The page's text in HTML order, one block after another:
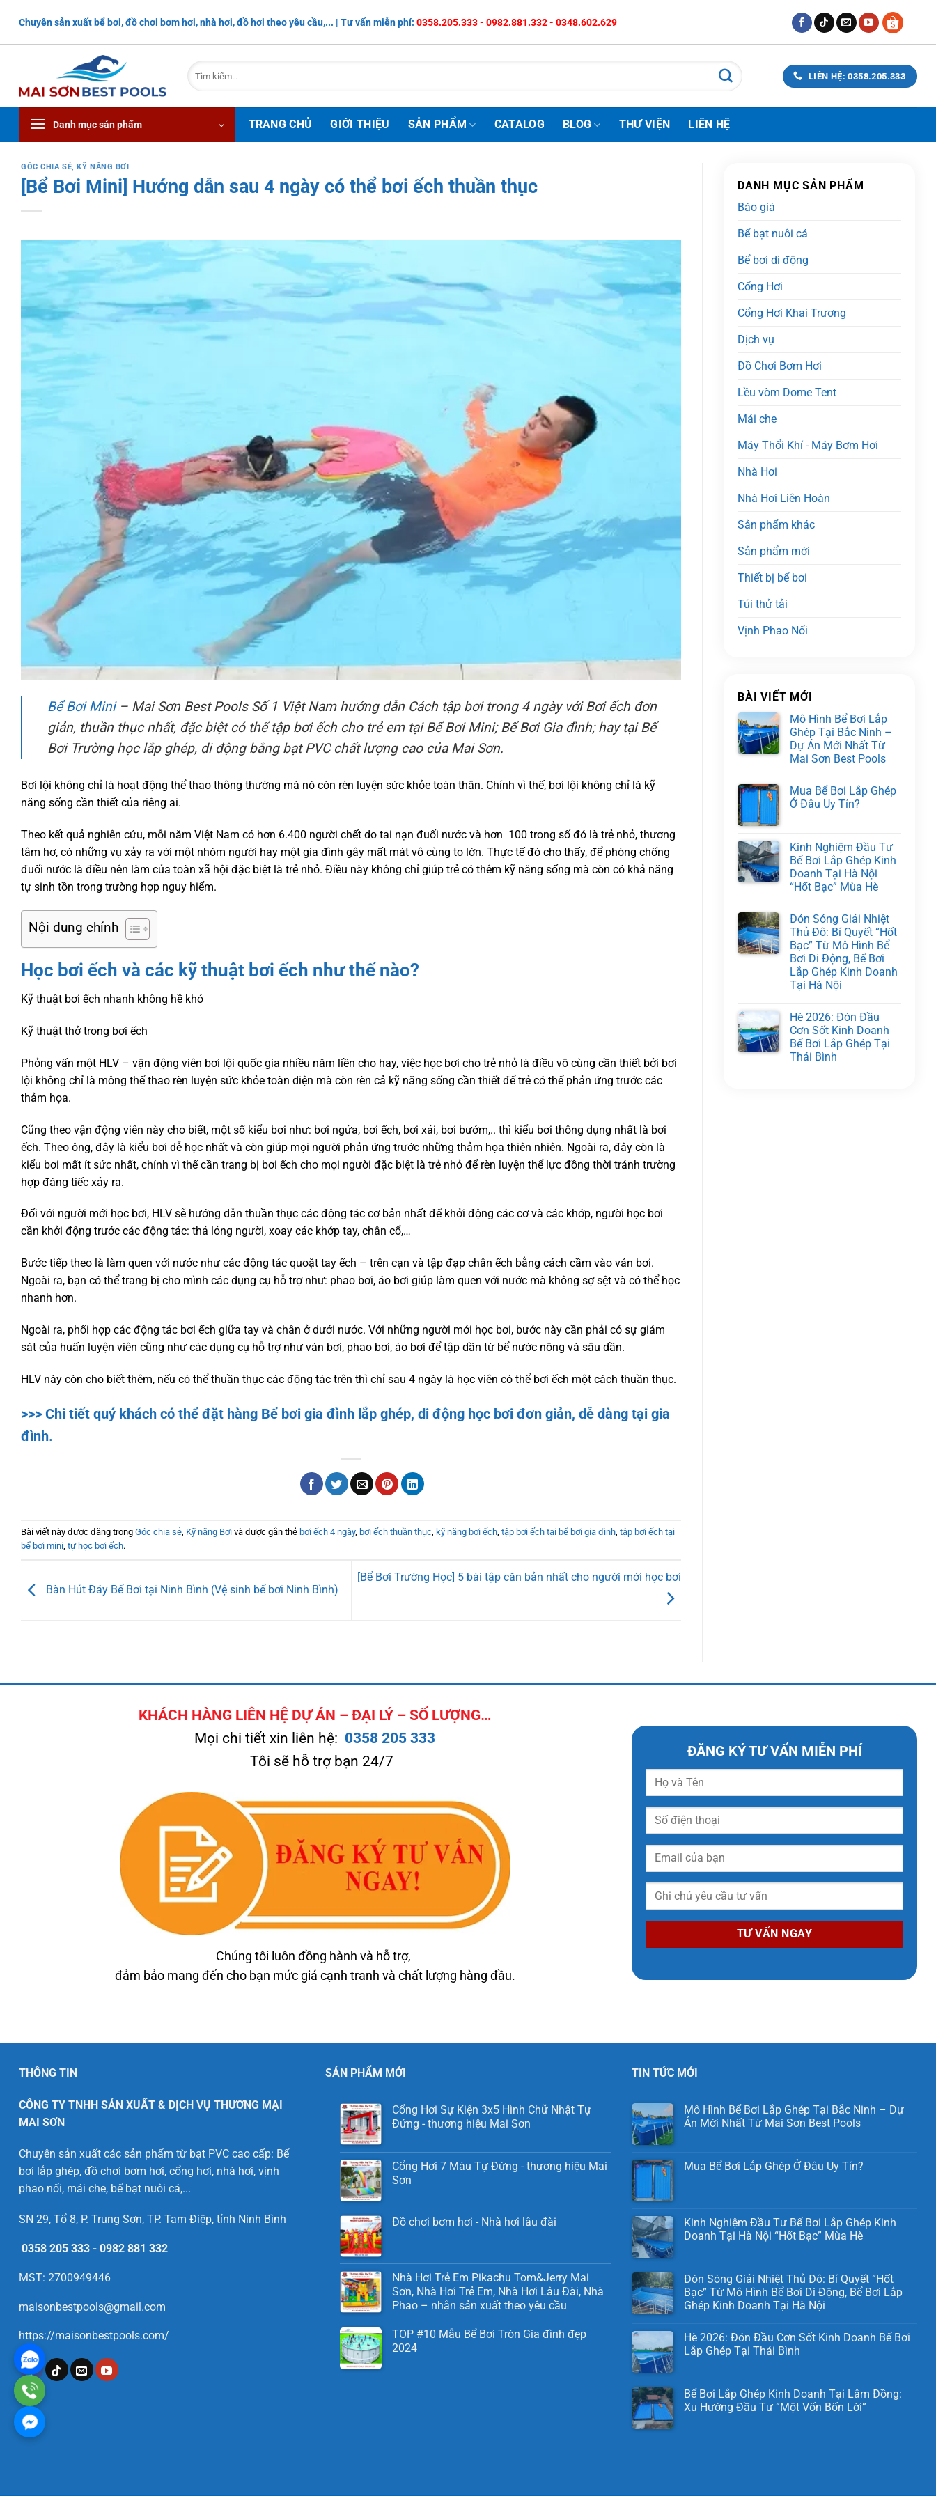
nội
Chuyên sản xuất bể bơi, đồ chơi bơm hơi, nhà hơi, đồ hơi theo yêu cầu,... | Tư vấn miễn phí: 0358.205.333 - 0982.881.332 - 0348.602.629
Tìm
kiếm:
LIÊN HỆ: 0358.205.333
Danh mục sản phẩm TRANG CHỦ GIỚI THIỆU SẢN PHẨM CATALOG BLOG THƯ VIỆN LIÊN HỆ
GÓC CHIA SẺ,KỸ NĂNG BƠI
[Bể Bơi Mini] Hướng dẫn sau 4 ngày có thể bơi ếch thuần thục
Bể Bơi Mini– Mai Sơn Best Pools Số 1 Việt Nam hướng dẫn Cách tập bơi trong 4 ngày với Bơi ếch đơn
giản, thuần thục nhất, đặc biệt có thể tập bơi ếch cho trẻ em tại Bể Bơi Mini; Bể Bơi Gia đình; hay tại Bể
Bơi Trường học lắp ghép, di động bằng bạt PVC chất lượng cao của Mai Sơn.
Bơi lội không chỉ là hoạt động thể thao thông thường mà nó còn rèn luyện sức khỏe toàn thân. Chính vì thế, bơi lội không chỉ là kỹ
năng sống cần thiết của riêng ai.
Theo kết quả nghiên cứu, mỗi năm Việt Nam có hơn 6.400 người chết do tai nạn đuối nước và hơn 100 trong số đó là trẻ nhỏ, thương
tâm hơ, có những vụ xảy ra với một nhóm người hay một gia đình gây mất mát vô cùng to lớn. Thực tế đó cho thấy, để phòng chống
đuối nước là điều nên làm của toàn xã hội đặc biệt là trẻ nhỏ. Điều này không chỉ giúp trẻ có thêm kỹ năng sống mà còn có khả năng
tự sinh tồn trong trường hợp nguy hiểm.
Nội dung chính
Học bơi ếch và các kỹ thuật bơi ếch như thế nào?
Kỹ thuật bơi ếch nhanh không hề khó
Kỹ thuật thở trong bơi ếch
Phỏng vấn một HLV – vận động viên bơi lội quốc gia nhiều năm liền cho hay, việc học bơi cho trẻ nhỏ là điều vô cùng cần thiết bởi bơi
lội không chỉ là mông thể thao rèn luyện sức khỏe toàn diện mà còn rèn cả kỹ năng sống cần thiết để trẻ có thể phản ứng trước các
thảm họa.
Cũng theo vận động viên này cho biết, một số kiểu bơi như: bơi ngửa, bơi ếch, bơi xải, bơi bướm,.. thì kiểu bơi thông dụng nhất là bơi
ếch. Theo ông, đây là kiểu bơi dễ học nhất và còn giúp mọi người phản ứng trước những thảm họa thiên nhiên. Ngoài ra, đây còn là
kiểu bơi mất ít sức nhất, chính vì thế cần trang bị bơi ếch cho mọi người đặc biệt là trẻ nhỏ để rèn luyện thể lực đồng thời tránh trường
hợp đáng tiếc xảy ra.
Đối với người mới học bơi, HLV sẽ hướng dẫn thuần thục các động tác cơ bản nhất để khởi động các cơ và các khớp, người học bơi
cần khởi động trước các động tác: thả lỏng người, xoay các khớp tay, chân cổ,…
Bước tiếp theo là làm quen với nước như các động tác quoặt tay ếch – trên cạn và tập đạp chân ếch bằng cách cầm vào ván bơi.
Ngoài ra, bạn có thể trang bị cho mình các dụng cụ hỗ trợ như: phao bơi, áo bơi giúp làm quen với nước mà không sợ sệt và có thể học
nhanh hơn.
Ngoài ra, phối hợp các động tác bơi ếch giữa tay và chân ở dưới nước. Với những người mới học bơi, bước này cần phải có sự giám
sát của huấn luyện viên cũng như các dụng cụ hỗ trợ như ván bơi, phao bơi, áo bơi để tập dần từ bể nước nông và sâu dần.
HLV này còn cho biết thêm, nếu có thể thuần thục các động tác trên thì chỉ sau 4 ngày là học viên có thể bơi ếch một cách thuần thục.
>>> Chi tiết quý khách có thể đặt hàng Bể bơi gia đình lắp ghép, di động học bơi đơn giản, dễ dàng tại gia
đình.
Bài viết này được đăng trong Góc chia sẻ, Kỹ năng Bơi và được gắn thẻ bơi ếch 4 ngày, bơi ếch thuần thục, kỹ năng bơi ếch, tập bơi ếch tại bể bơi gia đình, tập bơi ếch tại
bể bơi mini, tự học bơi ếch.
Bàn Hút Đáy Bể Bơi tại Ninh Bình (Vệ sinh bể bơi Ninh Bình)
[Bể Bơi Trường Học] 5 bài tập căn bản nhất cho người mới học bơi
DANH MỤC SẢN PHẨM
Báo giá
Bể bạt nuôi cá
Bể bơi di động
Cổng Hơi
Cổng Hơi Khai Trương
Dịch vụ
Đồ Chơi Bơm Hơi
Lều vòm Dome Tent
Mái che
Máy Thổi Khí - Máy Bơm Hơi
Nhà Hơi
Nhà Hơi Liên Hoàn
Sản phẩm khác
Sản phẩm mới
Thiết bị bể bơi
Túi thử tải
Vịnh Phao Nổi
BÀI VIẾT MỚI
Mô Hình Bể Bơi Lắp
Ghép Tại Bắc Ninh –
Dự Án Mới Nhất Từ
Mai Sơn Best Pools
Mua Bể Bơi Lắp Ghép
Ở Đâu Uy Tín?
Kinh Nghiệm Đầu Tư
Bể Bơi Lắp Ghép Kinh
Doanh Tại Hà Nội
“Hốt Bạc” Mùa Hè
Đón Sóng Giải Nhiệt
Thủ Đô: Bí Quyết “Hốt
Bạc” Từ Mô Hình Bể
Bơi Di Động, Bể Bơi
Lắp Ghép Kinh Doanh
Tại Hà Nội
Hè 2026: Đón Đầu
Cơn Sốt Kinh Doanh
Bể Bơi Lắp Ghép Tại
Thái Bình
KHÁCH HÀNG LIÊN HỆ DỰ ÁN – ĐẠI LÝ – SỐ LƯỢNG…
Mọi chi tiết xin liên hệ: 0358 205 333
Tôi sẽ hỗ trợ bạn 24/7
Chúng tôi luôn đồng hành và hỗ trợ,
đảm bảo mang đến cho bạn mức giá cạnh tranh và chất lượng hàng đầu.
ĐĂNG KÝ TƯ VẤN MIỄN PHÍ
THÔNG TIN
CÔNG TY TNHH SẢN XUẤT & DỊCH VỤ THƯƠNG MẠI
MAI SƠN
Chuyên sản xuất các sản phẩm từ bạt PVC cao cấp: Bể
bơi lắp ghép, đồ chơi bơm hơi, cổng hơi, nhà hơi, vịnh
phao nổi, mái che, bể bạt nuôi cá,...
SN 29, Tổ 8, P. Trung Sơn, TP. Tam Điệp, tỉnh Ninh Bình
0358 205 333 - 0982 881 332
MST: 2700949446
maisonbestpools@gmail.com
https://maisonbestpools.com/
SẢN PHẨM MỚI
Cổng Hơi Sự Kiện 3x5 Hình Chữ Nhật Tự
Đứng - thương hiệu Mai Sơn
Cổng Hơi 7 Màu Tự Đứng - thương hiệu Mai
Sơn
Đồ chơi bơm hơi - Nhà hơi lâu đài
Nhà Hơi Trẻ Em Pikachu Tom&Jerry Mai
Sơn, Nhà Hơi Trẻ Em, Nhà Hơi Lâu Đài, Nhà
Phao – nhắn sản xuất theo yêu cầu
TOP #10 Mẫu Bể Bơi Tròn Gia đình đẹp
2024
TIN TỨC MỚI
Mô Hình Bể Bơi Lắp Ghép Tại Bắc Ninh – Dự
Án Mới Nhất Từ Mai Sơn Best Pools
Mua Bể Bơi Lắp Ghép Ở Đâu Uy Tín?
Kinh Nghiệm Đầu Tư Bể Bơi Lắp Ghép Kinh
Doanh Tại Hà Nội “Hốt Bạc” Mùa Hè
Đón Sóng Giải Nhiệt Thủ Đô: Bí Quyết “Hốt
Bạc” Từ Mô Hình Bể Bơi Di Động, Bể Bơi Lắp
Ghép Kinh Doanh Tại Hà Nội
Hè 2026: Đón Đầu Cơn Sốt Kinh Doanh Bể Bơi
Lắp Ghép Tại Thái Bình
Bể Bơi Lắp Ghép Kinh Doanh Tại Lâm Đồng:
Xu Hướng Đầu Tư “Một Vốn Bốn Lời”